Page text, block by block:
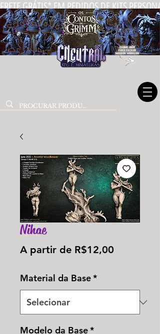
FRETE GRÁTIS* EM PEDIDOS DE KITS
Nihae
A partir de R$12,00
Material da Base*
Modelo da Base*